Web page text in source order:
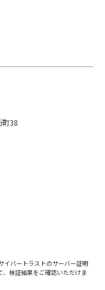
38
イバートラストのサーバー証明
検証結果をご確認いただけま